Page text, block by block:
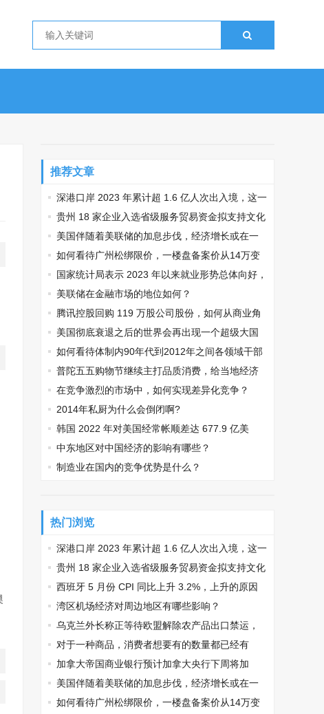
推荐文章
深港口岸 2023 年累计超 1.6 亿人次出入境，这一
数据透露了哪些信息？
贵州 18 家企业入选省级服务贸易资金拟支持文化
贸易企业名单，这对当地外贸经济发展有哪些帮
助？
美国伴随着美联储的加息步伐，经济增长或在一
季度降温，目前当地经济形势如何？
如何看待广州松绑限价，一楼盘备案价从14万变
成22万，最高涨幅高达64%？
国家统计局表示 2023 年以来就业形势总体向好，
但压力依然较大，你对此有何看法？
美联储在金融市场的地位如何？
腾讯控股回购 119 万股公司股份，如何从商业角
度解读此举？
美国彻底衰退之后的世界会再出现一个超级大国
吗？哪个国家更有可能成为下一个超级大国？
如何看待体制内90年代到2012年之间各领域干部
对社会发展的作用？
普陀五五购物节继续主打品质消费，给当地经济
发展带来哪些帮助？
在竞争激烈的市场中，如何实现差异化竞争？
2014年私厨为什么会倒闭啊?
韩国 2022 年对美国经常帐顺差达 677.9 亿美
元，这一数据透露了哪些信息？
中东地区对中国经济的影响有哪些？
制造业在国内的竞争优势是什么？
热门浏览
深港口岸 2023 年累计超 1.6 亿人次出入境，这一
数据透露了哪些信息？
贵州 18 家企业入选省级服务贸易资金拟支持文化
贸易企业名单，这对当地外贸经济发展有哪些帮
助？
西班牙 5 月份 CPI 同比上升 3.2%，上升的原因
有哪些？
湾区机场经济对周边地区有哪些影响？
乌克兰外长称正等待欧盟解除农产品出口禁运，
如何看待此事？
对于一种商品，消费者想要有的数量都已经有
了，货币的边际效用大于0，为什么这时边际效用不
确定？
加拿大帝国商业银行预计加拿大央行下周将加
息，目前当地经济形式如何？
美国伴随着美联储的加息步伐，经济增长或在一
季度降温，目前当地经济形势如何？
如何看待广州松绑限价，一楼盘备案价从14万变